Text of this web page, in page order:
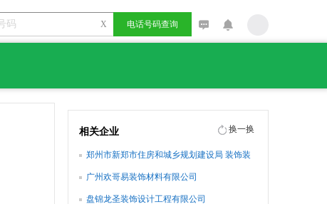
X 电话号码查询
相关企业 换一换
郑州市新郑市住房和城乡规划建设局 装饰装
广州欢哥易装饰材料有限公司
盘锦龙圣装饰设计工程有限公司